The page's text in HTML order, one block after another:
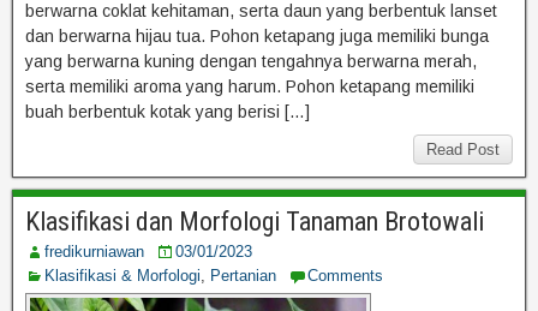
berwarna coklat kehitaman, serta daun yang berbentuk lanset
dan berwarna hijau tua. Pohon ketapang juga memiliki bunga
yang berwarna kuning dengan tengahnya berwarna merah,
serta memiliki aroma yang harum. Pohon ketapang memiliki
buah berbentuk kotak yang berisi […]
Read Post
Klasifikasi dan Morfologi Tanaman Brotowali
fredikurniawan
03/01/2023
Klasifikasi & Morfologi, Pertanian Comments